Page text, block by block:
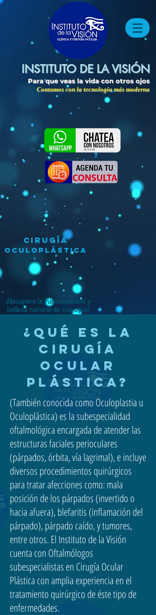
INSTITUTO DE LA VISIÓN
Para que veas la vida con otros ojos
Contamos con la tecnología más moderna
CIRUGÍA
OCULOPLÁSTICA
¡Recupera la funcionalidad y
belleza natural de tus ojos!
¿QUÉ ES LA
CIRUGÍA
OCULAR
PLÁSTICA?
(También conocida como Oculoplastia u
Oculoplástica) es la subespecialidad
oftalmológica encargada de atender las
estructuras faciales perioculares
(párpados, órbita, vía lagrimal), e incluye
diversos procedimientos quirúrgicos
para tratar afecciones como: mala
posición de los párpados (invertido o
hacia afuera), blefaritis (inflamación del
párpado), párpado caído, y tumores,
entre otros. El Instituto de la Visión
cuenta con Oftalmólogos
subespecialistas en Cirugía Ocular
Plástica con amplia experiencia en el
tratamiento quirúrgico de éste tipo de
enfermedades.